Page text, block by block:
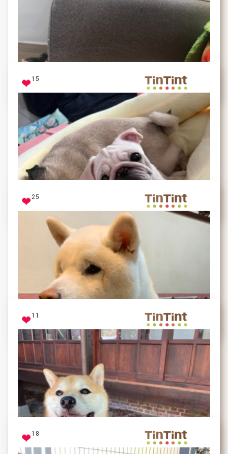
我是法鬥王
睡到翻掉惹
15
單純的雙眼+無辜的臉蛋兒
見過Bibi本尊的人
皆已融化
盛世美顏Bibi
25
全身最重的就是這顆頭
Umi
11
18